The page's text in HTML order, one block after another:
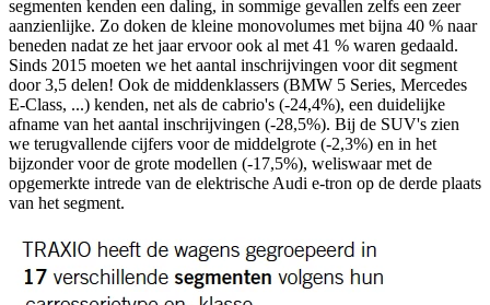
segmenten kenden een daling, in sommige gevallen zelfs een zeer
aanzienlijke. Zo doken de kleine monovolumes met bijna 40 % naar
beneden nadat ze het jaar ervoor ook al met 41 % waren gedaald.
Sinds 2015 moeten we het aantal inschrijvingen voor dit segment
door 3,5 delen! Ook de middenklassers (BMW 5 Series, Mercedes
E-Class, ...) kenden, net als de cabrio's (-24,4%), een duidelijke
afname van het aantal inschrijvingen (-28,5%). Bij de SUV's zien
we terugvallende cijfers voor de middelgrote (-2,3%) en in het
bijzonder voor de grote modellen (‑17,5%), weliswaar met de
opgemerkte intrede van de elektrische Audi e-tron op de derde plaats
van het segment.